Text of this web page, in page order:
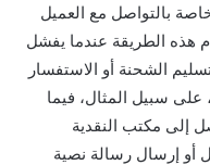
بالتواصل مع العميل
هذه الطريقة عندما يفشل
الشحنة أو الاستفسار
سبيل المثال، فيما
إلى مكتب النقدية
أو إرسال رسالة نصية